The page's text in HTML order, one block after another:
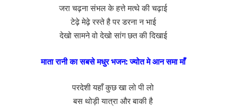
जरा चढ़ना संभल के हत्ते मत्थे की चढ़ाई
टेढ़े मेढ़े रस्ते है पर डरना न भाई
देखो सामने वो देखो सांग छत की दिखाई
माता रानी का सबसे मधुर भजन: ज्योत मे आन समा माँ
परदेशी यहाँ कुछ खा लो पी लो
बस थोड़ी यात्रा और बाकी है